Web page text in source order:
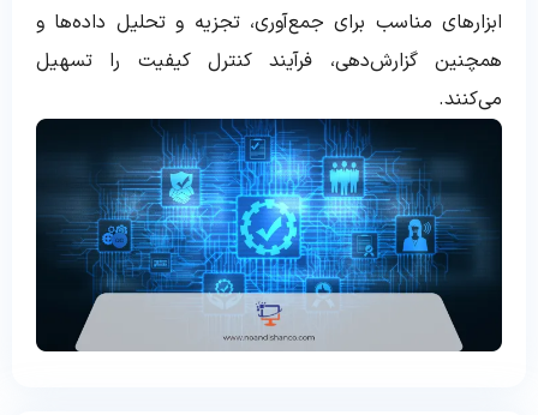
ابزارهای مناسب برای جمع‌آوری، تجزیه و تحلیل داده‌ها و
همچنین گزارش‌دهی، فرآیند کنترل کیفیت را تسهیل
می‌کنند.